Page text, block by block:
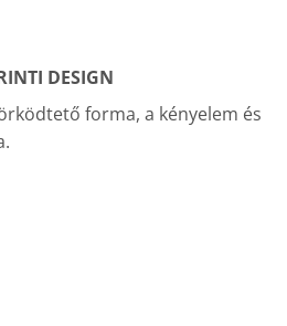
DESIGN
forma, a kényelem és